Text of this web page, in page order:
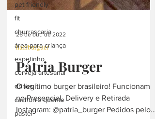
pet friendly
fit
churrascaria
área para criança
espetinho
cerveja artesanal
drinks
cachorro quente
pastel
26 de out. de 2022
hamburguer
Pátria Burger
O legítimo burger brasileiro! Funcionam
no Presencial, Delivery e Retirada